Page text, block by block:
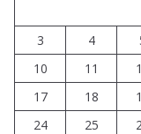
3
4
10
11
17
18
24
25